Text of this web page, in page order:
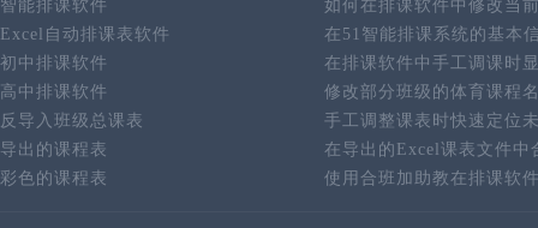
智能排课软件
如何在排课软件中修改当
Excel自动排课表软件
在51智能排课系统的基本
初中排课软件
在排课软件中手工调课时
高中排课软件
修改部分班级的体育课程
反导入班级总课表
手工调整课表时快速定位
导出的课程表
在导出的Excel课表文件中
彩色的课程表
使用合班加助教在排课软